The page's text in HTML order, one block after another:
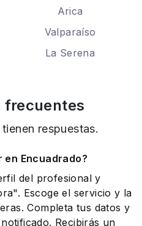
Arica
Valparaíso
La Serena
frecuentes
respuestas.
en Encuadrado?
del profesional y
Escoge el servicio y la
Completa tus datos y
Recibirás un